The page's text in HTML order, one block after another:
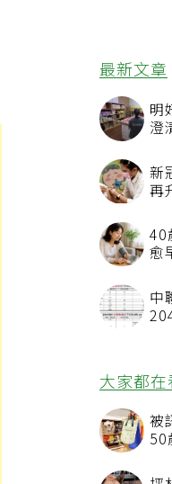
最新文章
大家都